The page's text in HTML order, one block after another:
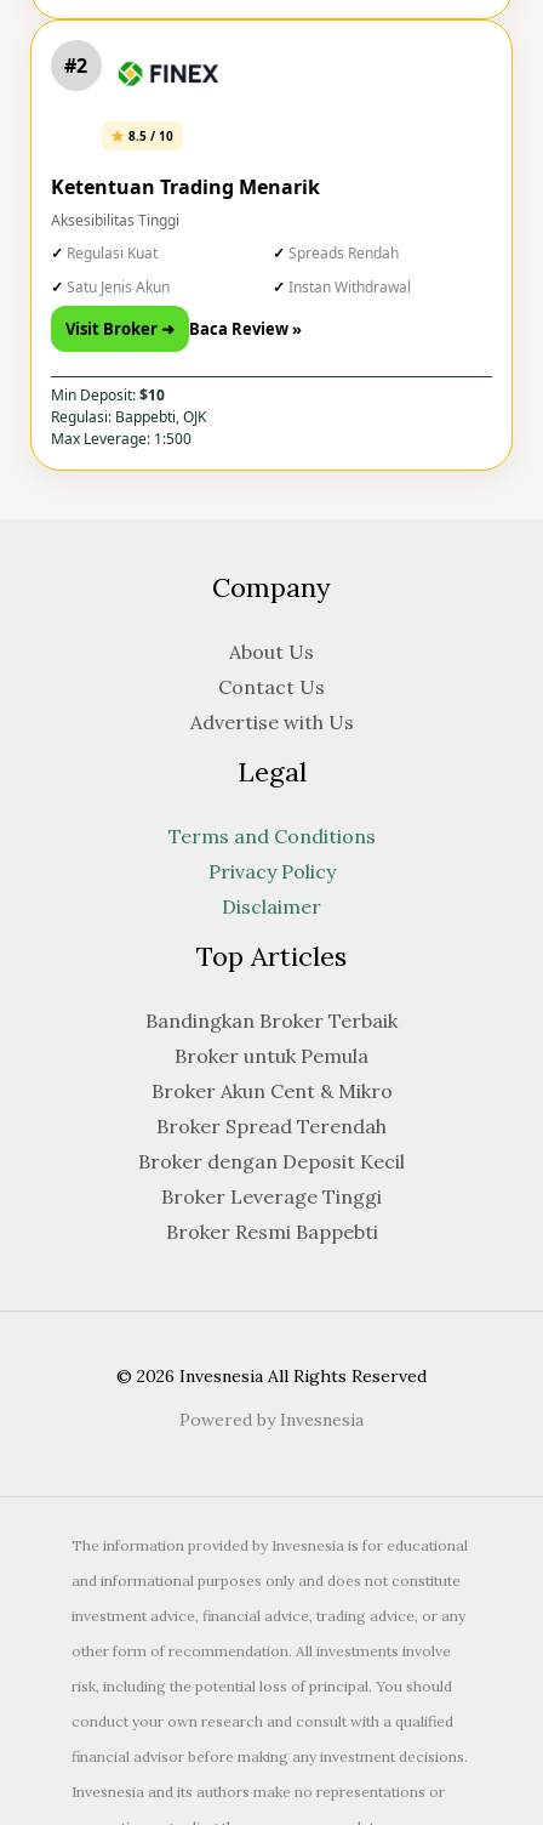
#2
8.5 / 10
Ketentuan Trading Menarik
Aksesibilitas Tinggi
Regulasi Kuat
Spreads Rendah
Satu Jenis Akun
Instan Withdrawal
Visit Broker ➜ Baca Review »
Min Deposit:$10
Regulasi: Bappebti, OJK
Max Leverage: 1:500
Company
About Us
Contact Us
Advertise with Us
Legal
Terms and Conditions
Privacy Policy
Disclaimer
Top Articles
Bandingkan Broker Terbaik
Broker untuk Pemula
Broker Akun Cent & Mikro
Broker Spread Terendah
Broker dengan Deposit Kecil
Broker Leverage Tinggi
Broker Resmi Bappebti
© 2026 Invesnesia All Rights Reserved
Powered by Invesnesia
The information provided by Invesnesia is for educational
and informational purposes only and does not constitute
investment advice, financial advice, trading advice, or any
other form of recommendation. All investments involve
risk, including the potential loss of principal. You should
conduct your own research and consult with a qualified
financial advisor before making any investment decisions.
Invesnesia and its authors make no representations or